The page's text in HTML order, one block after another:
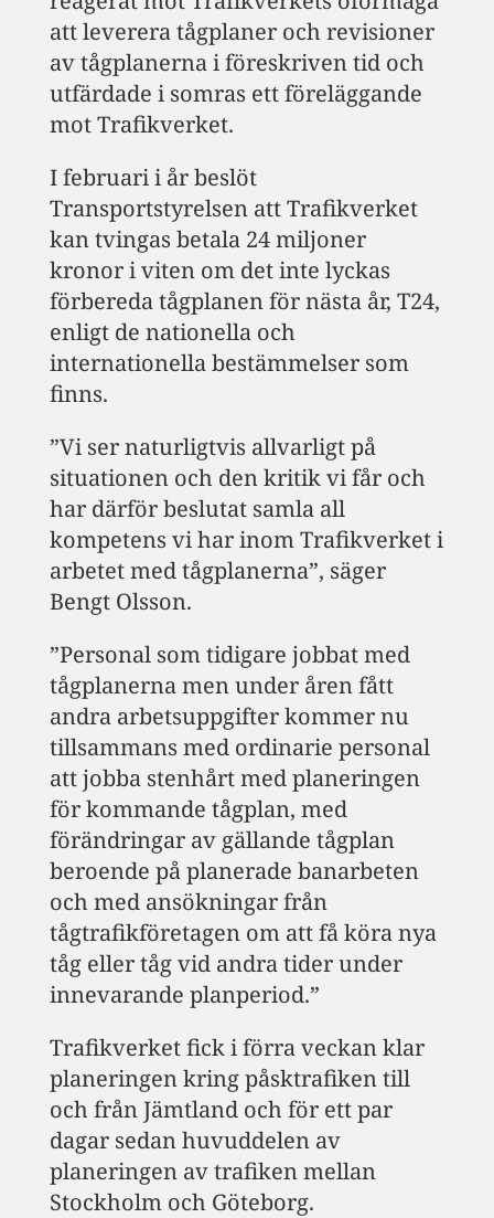
att leverera tågplaner och revisioner
av tågplanerna i föreskriven tid och
utfärdade i somras ett föreläggande
mot Trafikverket.
I februari i år beslöt
Transportstyrelsen att Trafikverket
kan tvingas betala 24 miljoner
kronor i viten om det inte lyckas
förbereda tågplanen för nästa år, T24,
enligt de nationella och
internationella bestämmelser som
finns.
”Vi ser naturligtvis allvarligt på
situationen och den kritik vi får och
har därför beslutat samla all
kompetens vi har inom Trafikverket i
arbetet med tågplanerna”, säger
Bengt Olsson.
”Personal som tidigare jobbat med
tågplanerna men under åren fått
andra arbetsuppgifter kommer nu
tillsammans med ordinarie personal
att jobba stenhårt med planeringen
för kommande tågplan, med
förändringar av gällande tågplan
beroende på planerade banarbeten
och med ansökningar från
tågtrafikföretagen om att få köra nya
tåg eller tåg vid andra tider under
innevarande planperiod.”
Trafikverket fick i förra veckan klar
planeringen kring påsktrafiken till
och från Jämtland och för ett par
dagar sedan huvuddelen av
planeringen av trafiken mellan
Stockholm och Göteborg.